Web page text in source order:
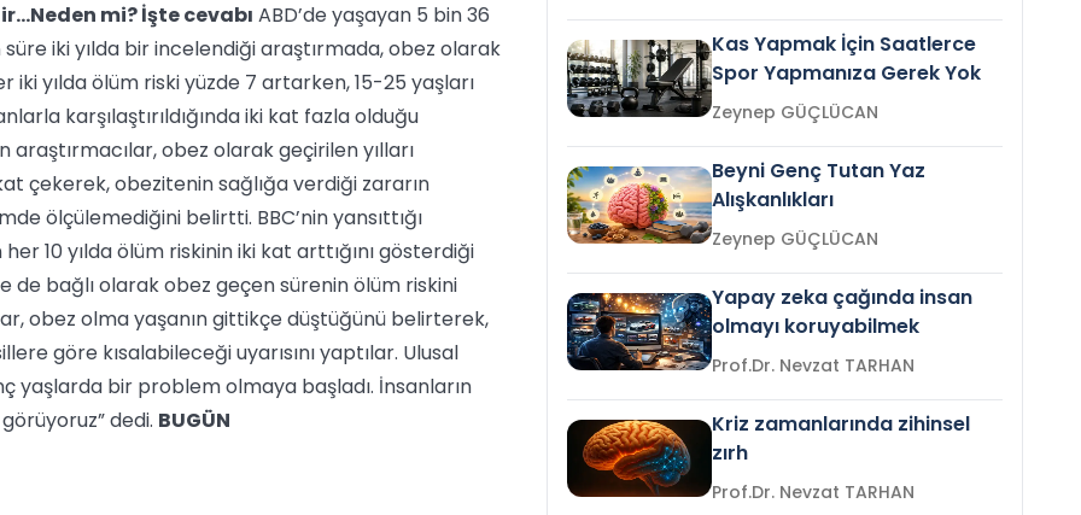
mi? İşte cevabı ABD’de yaşayan 5 bin 36
süre iki yılda bir incelendiği araştırmada, obez olarak
iki yılda ölüm riski yüzde 7 artarken, 15-25 yaşları
karşılaştırıldığında iki kat fazla olduğu
obez olarak geçirilen yılları
çekerek, obezitenin sağlığa verdiği zararın
ölçülemediğini belirtti. BBC’nin yansıttığı
10 yılda ölüm riskinin iki kat arttığını gösterdiği
bağlı olarak obez geçen sürenin ölüm riskini
obez olma yaşanın gittikçe düştüğünü belirterek,
göre kısalabileceği uyarısını yaptılar. Ulusal
yaşlarda bir problem olmaya başladı. İnsanların
dedi. BUGÜN
Kas Yapmak İçin Saatlerce
Spor Yapmanıza Gerek Yok
Zeynep GÜÇLÜCAN
Beyni Genç Tutan Yaz
Alışkanlıkları
Zeynep GÜÇLÜCAN
Yapay zeka çağında insan
olmayı koruyabilmek
Prof.Dr. Nevzat TARHAN
Kriz zamanlarında zihinsel
zırh
Prof.Dr. Nevzat TARHAN